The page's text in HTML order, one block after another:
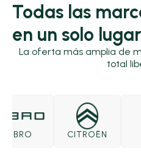
Todas las
en un solo lugar
La oferta más amplia de
total
EBRO CITROËN